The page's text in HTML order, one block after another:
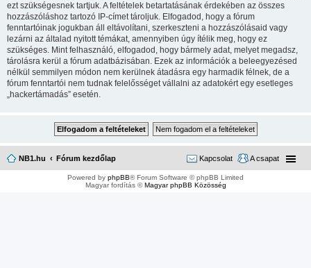
ezt szükségesnek tartjuk. A feltételek betartatásának érdekében az összes
hozzászóláshoz tartozó IP-címet tároljuk. Elfogadod, hogy a fórum
fenntartóinak jogukban áll eltávolítani, szerkeszteni a hozzászólásaid vagy
lezárni az általad nyitott témákat, amennyiben úgy ítélik meg, hogy ez
szükséges. Mint felhasználó, elfogadod, hogy bármely adat, melyet megadsz,
tárolásra kerül a fórum adatbázisában. Ezek az információk a beleegyezésed
nélkül semmilyen módon nem kerülnek átadásra egy harmadik félnek, de a
fórum fenntartói nem tudnak felelősséget vállalni az adatokért egy esetleges
„hackertámadás” esetén.
NB1.hu Fórum kezdőlap A csapat
Kapcsolat
Powered by phpBB® Forum Software © phpBB Limited
Magyar fordítás ©Magyar phpBB Közösség